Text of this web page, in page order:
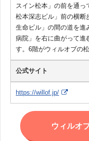
スイン松本」の前を通
松本深志ビル」前の横断
生命ビル」の間の道を進
病院」を右に曲がって進
す。6階がウィルオブの
公式サイト
https://willof.jp/
ウィルオ